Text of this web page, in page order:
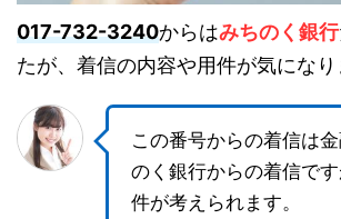
017-732-3240からはみちのく銀行
たが、着信の内容や用件が気になり
この番号からの着信は
のく銀行からの着信で
件が考えられます。